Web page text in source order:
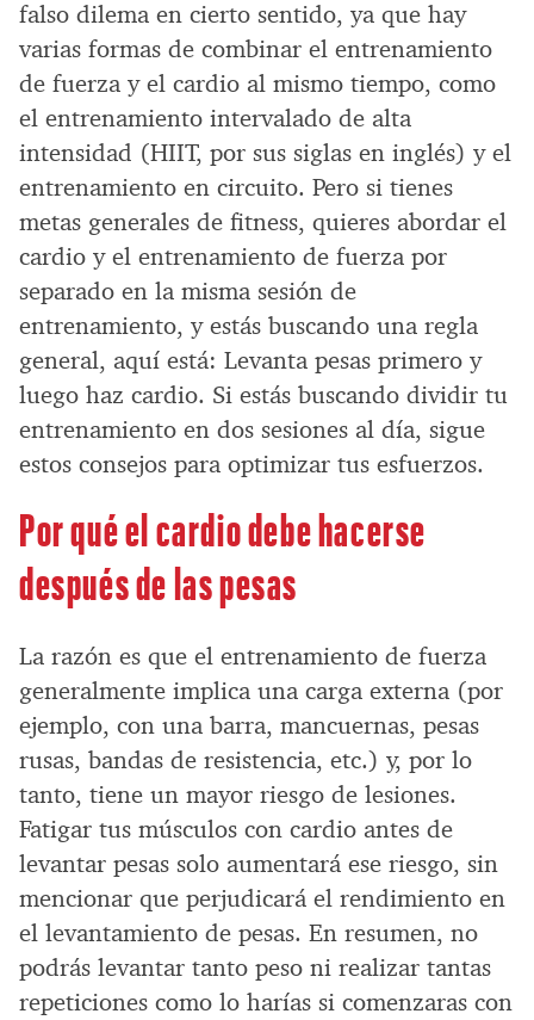
falso dilema en cierto sentido, ya que hay
varias formas de combinar el entrenamiento
de fuerza y el cardio al mismo tiempo, como
el entrenamiento intervalado de alta
intensidad (HIIT, por sus siglas en inglés) y el
entrenamiento en circuito. Pero si tienes
metas generales de fitness, quieres abordar el
cardio y el entrenamiento de fuerza por
separado en la misma sesión de
entrenamiento, y estás buscando una regla
general, aquí está: Levanta pesas primero y
luego haz cardio. Si estás buscando dividir tu
entrenamiento en dos sesiones al día, sigue
estos consejos para optimizar tus esfuerzos.
Por qué el cardio debe hacerse
después de las pesas
La razón es que el entrenamiento de fuerza
generalmente implica una carga externa (por
ejemplo, con una barra, mancuernas, pesas
rusas, bandas de resistencia, etc.) y, por lo
tanto, tiene un mayor riesgo de lesiones.
Fatigar tus músculos con cardio antes de
levantar pesas solo aumentará ese riesgo, sin
mencionar que perjudicará el rendimiento en
el levantamiento de pesas. En resumen, no
podrás levantar tanto peso ni realizar tantas
repeticiones como lo harías si comenzaras con